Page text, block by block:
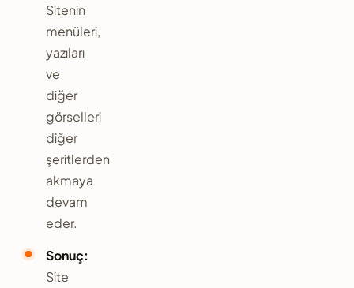
Sitenin
menüleri,
yazıları
ve
diğer
görselleri
diğer
şeritlerden
akmaya
devam
eder.
Sonuç:
Site